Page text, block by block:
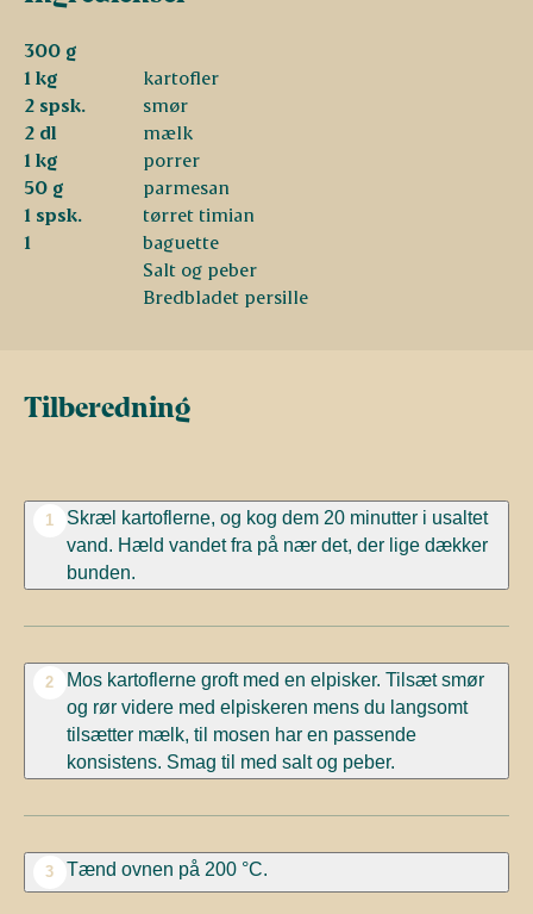
300 g
1 kg
kartofler
2 spsk.
smør
2 dl
mælk
1 kg
porrer
50 g
parmesan
1 spsk.
tørret timian
1
baguette
Salt og peber
Bredbladet persille
Tilberedning
1
Skræl kartoflerne, og kog dem 20 minutter i usaltet
vand. Hæld vandet fra på nær det, der lige dækker
bunden.
2
Mos kartoflerne groft med en elpisker. Tilsæt smør
og rør videre med elpiskeren mens du langsomt
tilsætter mælk, til mosen har en passende
konsistens. Smag til med salt og peber.
3 Tænd ovnen på 200 °C.